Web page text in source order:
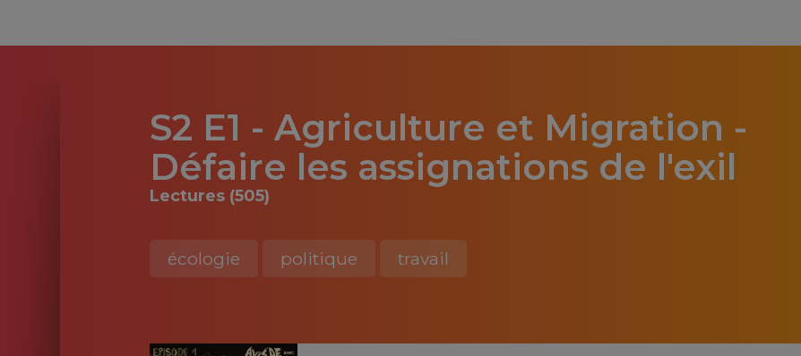
S2 E1 - Agriculture et Migration -
Défaire les assignations de l'exil
Lectures (505)
écologie politique travail